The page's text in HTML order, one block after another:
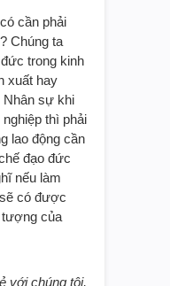
cần phải
Chúng ta
trong kinh
xuất hay
Nhân sự khi
thì phải
lao động cần
đạo đức
nếu làm
có được
tượng của
với chúng tôi,